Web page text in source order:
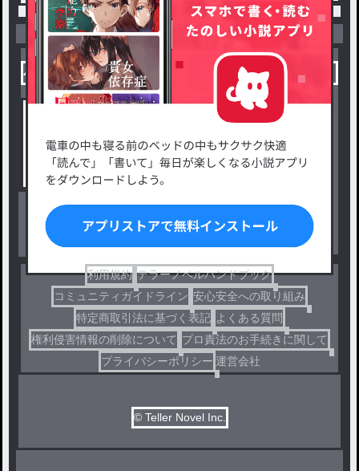
小説を探す
小説コンテスト応募・公募
出版・メディアミックス作品
ジャンルから探す
恋愛・ロマンス
ファンタジー・異世界・SF
ドラマ
利用規約 テラーノベルハンドブック
コミュニティガイドライン 安心安全への取り組み
特定商取引法に基づく表記 よくある質問
権利侵害情報の削除について プロ責法のお手続きに関して
プライバシーポリシー 運営会社
© Teller Novel Inc.